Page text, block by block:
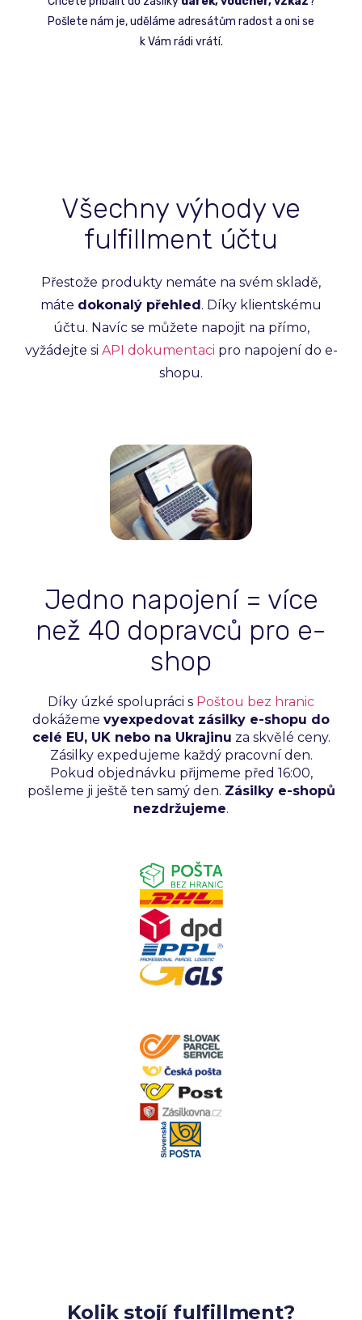
Pošlete nám je, uděláme adresátům radost a oni se
k Vám rádi vrátí.
Všechny výhody ve
fulfillment účtu
Přestože produkty nemáte na svém skladě,
máte dokonalý přehled. Díky klientskému
účtu. Navíc se můžete napojit na přímo,
vyžádejte si API dokumentaci pro napojení do e-
shopu.
Jedno napojení = více
než 40 dopravců pro e-
shop
Díky úzké spolupráci s Poštou bez hranic
dokážeme vyexpedovat zásilky e-shopu do
celé EU, UK nebo na Ukrajinu za skvělé ceny.
Zásilky expedujeme každý pracovní den.
Pokud objednávku přijmeme před 16:00,
pošleme ji ještě ten samý den. Zásilky e-shopů
nezdržujeme.
Kolik stojí fulfillment?